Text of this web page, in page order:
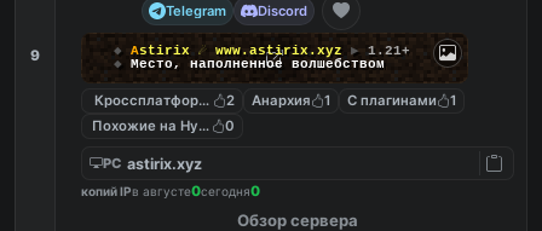
9
Telegram
Discord
◆ Astirix ☄ www.astirix.xyz ▶ 1.21+
◆ Место, наполненное волшебством
Кроссплатформенный
2 Анархия 1 С плагинами
1
Похожие на Hypixel0
PC astirix.xyz
копий IPв августе0сегодня0
Обзор сервера